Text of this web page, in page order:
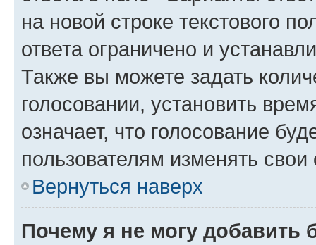
на новой строке текстового
ответа ограничено и
Также вы можете задать
голосовании, установить
означает, что голосование
пользователям изменять свои
Вернуться наверх
Почему я не могу добавить